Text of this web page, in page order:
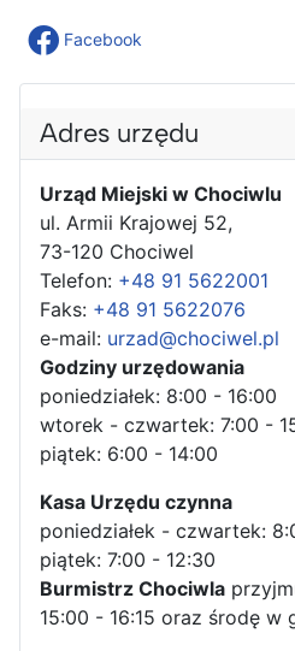
Facebook
Adres urzędu
Urząd Miejski w Chociwlu
ul. Armii Krajowej 52,
73-120 Chociwel
Telefon: +48 91 5622001
Faks: +48 91 5622076
e-mail: urzad@chociwel.pl
Godziny urzędowania
poniedziałek: 8:00 - 16:00
wtorek - czwartek: 7:00 -
piątek: 6:00 - 14:00
Kasa Urzędu czynna
poniedziałek - czwartek:
piątek: 7:00 - 12:30
Burmistrz Chociwla
15:00 - 16:15 oraz środę w